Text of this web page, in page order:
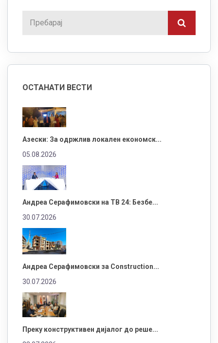
ОСТАНАТИ ВЕСТИ
Азески: За одржлив локален економск...
05.08.2026
Андреа Серафимовски на ТВ 24: Безбе...
30.07.2026
Андреа Серафимовски за Construction...
30.07.2026
Преку конструктивен дијалог до реше...